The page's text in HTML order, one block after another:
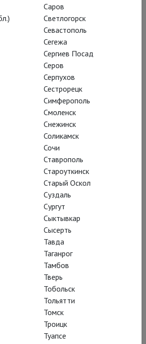
на танцевальном
Мэтью Борн? Этого
может объяснить. Семья
отношения к театру
мама была секретарем,
очисткой воды, а сам
и любил танцы с
с театром был
что увлечением, весьма
— в юности, лет в 14-
профессиональным
Чуть позже он
в Национальном
сувенирном магазине,
что
мощным
но к двадцати
любовь к
фильмам
Голдвин Майер»
Саров
Светлогорск
Севастополь
Сегежа
Сергиев Посад
Серов
Серпухов
Сестрорецк
Симферополь
Смоленск
Снежинск
Соликамск
Сочи
Ставрополь
Староуткинск
Старый Оскол
Суздаль
Сургут
Сыктывкар
Сысерть
Тавда
Таганрог
Тамбов
Тверь
Тобольск
Тольятти
Томск
Троицк
Туапсе